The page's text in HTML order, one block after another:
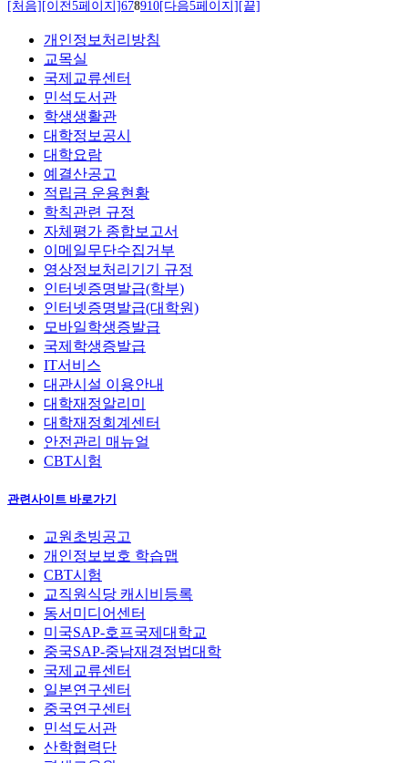
[처음][이전5페이지]678910[다음5페이지][끝]
개인정보처리방침
교목실
국제교류센터
민석도서관
학생생활관
대학정보공시
대학요람
예결산공고
적립금 운용현황
학칙관련 규정
자체평가 종합보고서
이메일무단수집거부
영상정보처리기기 규정
인터넷증명발급(학부)
인터넷증명발급(대학원)
모바일학생증발급
국제학생증발급
IT서비스
대관시설 이용안내
대학재정알리미
대학재정회계센터
안전관리 매뉴얼
CBT시험
관련사이트 바로가기
교원초빙공고
개인정보보호 학습맵
CBT시험
교직원식당 캐시비등록
동서미디어센터
미국SAP-호프국제대학교
중국SAP-중남재경정법대학
국제교류센터
일본연구센터
중국연구센터
민석도서관
산학협력단